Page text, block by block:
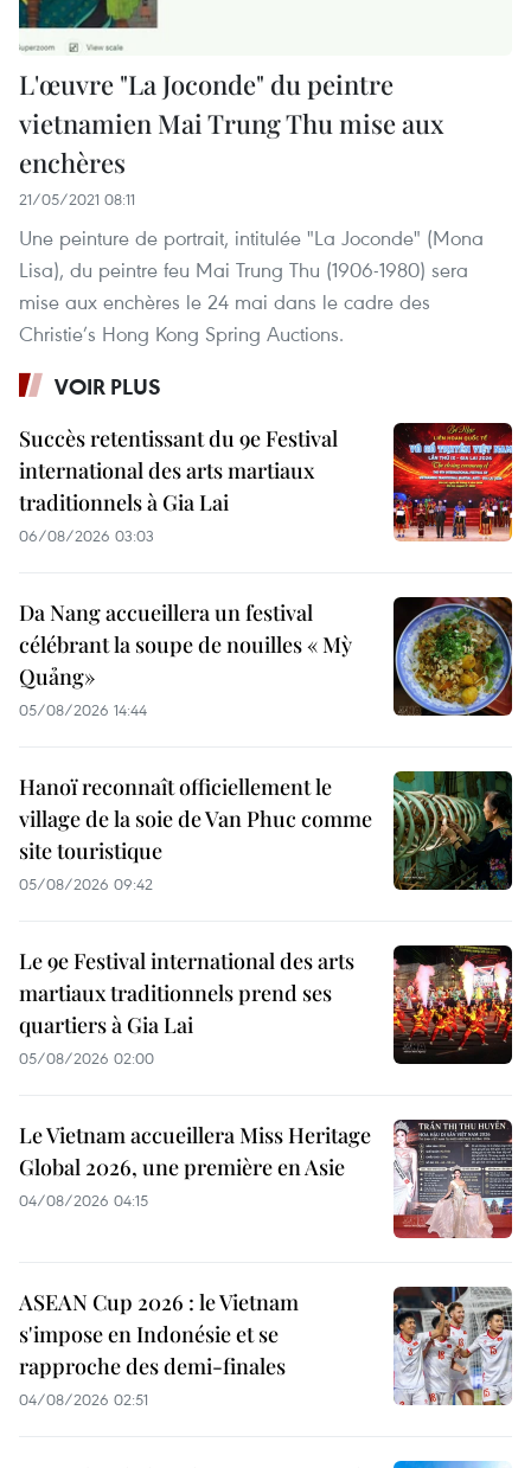
L'œuvre "La Joconde" du peintre
vietnamien Mai Trung Thu mise aux
enchères
21/05/2021 08:11
Une peinture de portrait, intitulée "La Joconde" (Mona
Lisa), du peintre feu Mai Trung Thu (1906-1980) sera
mise aux enchères le 24 mai dans le cadre des
Christie’s Hong Kong Spring Auctions.
VOIR PLUS
Succès retentissant du 9e Festival
international des arts martiaux
traditionnels à Gia Lai
06/08/2026 03:03
Da Nang accueillera un festival
célébrant la soupe de nouilles « Mỳ
Quảng»
05/08/2026 14:44
Hanoï reconnaît officiellement le
village de la soie de Van Phuc comme
site touristique
05/08/2026 09:42
Le 9e Festival international des arts
martiaux traditionnels prend ses
quartiers à Gia Lai
05/08/2026 02:00
Le Vietnam accueillera Miss Heritage
Global 2026, une première en Asie
04/08/2026 04:15
ASEAN Cup 2026 : le Vietnam
s'impose en Indonésie et se
rapproche des demi-finales
04/08/2026 02:51